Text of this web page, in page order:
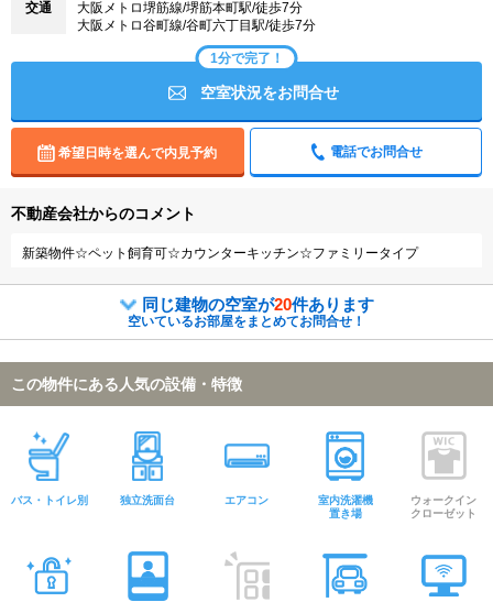
交通
大阪メトロ堺筋線/堺筋本町駅/徒歩7分
大阪メトロ谷町線/谷町六丁目駅/徒歩7分
1分で完了！
空室状況をお問合せ
希望日時を選んで内見予約 電話でお問合せ
不動産会社からのコメント
新築物件☆ペット飼育可☆カウンターキッチン☆ファミリータイプ
同じ建物の空室が20件あります
空いているお部屋をまとめてお問合せ！
この物件にある人気の設備・特徴
バス・トイレ別 独立洗面台 エアコン
室内洗濯機
置き場
ウォークイン
クローゼット